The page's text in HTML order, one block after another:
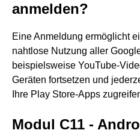
anmelden?
Eine Anmeldung ermöglicht
nahtlose Nutzung aller
beispielsweise YouTube-
Geräten fortsetzen und
Ihre Play Store-Apps
Modul C11 -